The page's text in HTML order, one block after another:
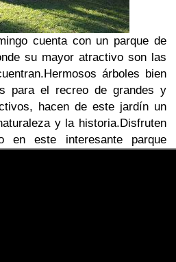
cuenta con un parque de
su mayor atractivo son las
Hermosos árboles bien
para el recreo de grandes y
hacen de este jardín un
y la historia.Disfruten
en este interesante parque